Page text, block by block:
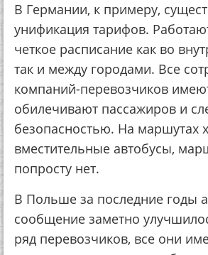
В Германии, к примеру,
унификация тарифов.
четкое расписание как во
так и между городами. Все
компаний-перевозчиков
обилечивают пассажиров и
безопасностью. На маршутах
вместительные автобусы,
попросту нет.
В Польше за последние годы
сообщение заметно
ряд перевозчиков, все они